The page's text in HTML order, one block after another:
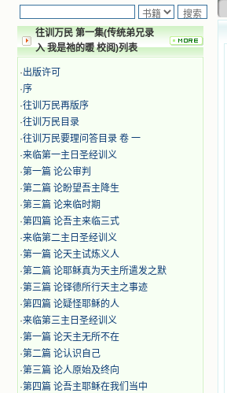
往训万民 第一集(传统弟兄录
入 我是祂的暖 校阅)列表
·出版许可
·序
·往训万民再版序
·往训万民目录
·往训万民要理问答目录 卷 一
·来临第一主日圣经训义
·第一篇 论公审判
·第二篇 论盼望吾主降生
·第三篇 论来临时期
·第四篇 论吾主来临三式
·来临第二主日圣经训义
·第一篇 论天主试炼义人
·第二篇 论耶稣真为天主所遣发之默
·第三篇 论铎德所行天主之事迹
·第四篇 论疑怪耶稣的人
·来临第三主日圣经训义
·第一篇 论天主无所不在
·第二篇 论认识自己
·第三篇 论人原始及终向
·第四篇 论吾主耶稣在我们当中